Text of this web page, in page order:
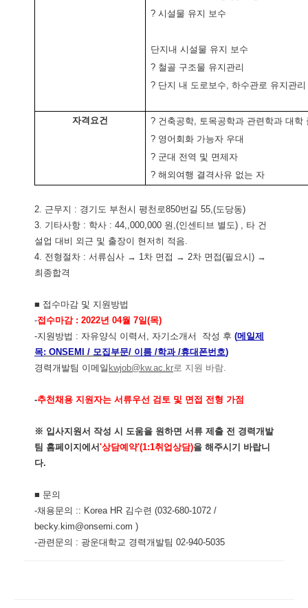
? 시설물 유지 보수
단지내 시설물 유지 보수
? 철골 구조물 유지관리
? 단지 내 도로보수, 하수관로 유지관리
자격요건
? 건축공학, 토목공학과 관련학과 대학
? 영어회화 가능자 우대
? 군대 전역 및 면제자
? 해외여행 결격사유 없는 자
2. 근무지 : 경기도 부천시 평천로850번길 55,(도당동)
3. 기타사항 : 학사 : 44,,000,000 원,(인센티브 별도) , 타 건
설업 대비 외근 및 출장이 현저히 적음.
4. 전형절차 : 서류심사 → 1차 면접 → 2차 면접(필요시) →
최종합격
■ 접수마감 및 지원방법
-접수마감 : 2022년 04월 7일(목)
-지원방법 : 자유양식 이력서, 자기소개서 작성 후 (메일제
목: ONSEMI / 모집부문/ 이름 /학과 /휴대폰번호)
경력개발팀 이메일 kwjob@kw.ac.kr로 지원 바람.
-추천채용 지원자는 서류우선 검토 및 면접 전형 가점
※ 입사지원서 작성 시 도움을 원하면 서류 제출 전 경력개발
팀 홈페이지에서 '상담예약'(1:1취업상담)을 해주시기 바랍니
다.
■ 문의
-채용문의 :: Korea HR 김수련 (032-680-1072 /
becky.kim@onsemi.com )
-관련문의 : 광운대학교 경력개발팀 02-940-5035